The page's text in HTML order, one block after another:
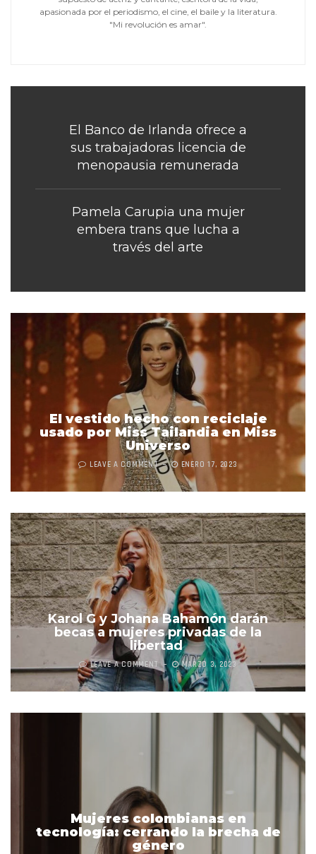
apasionada por el periodismo, el cine, el baile y la literatura.
"Mi revolución es amar".
El Banco de Irlanda ofrece a
sus trabajadoras licencia de
menopausia remunerada
Pamela Carupia una mujer
embera trans que lucha a
través del arte
El vestido hecho con reciclaje
usado por Miss Tailandia en Miss
Universo
LEAVE A COMMENT ENERO 17, 2023
Karol G y Johana Bahamón darán
becas a mujeres privadas de la
libertad
LEAVE A COMMENT MARZO 3, 2023
Mujeres colombianas en
tecnología: cerrando la brecha de
género